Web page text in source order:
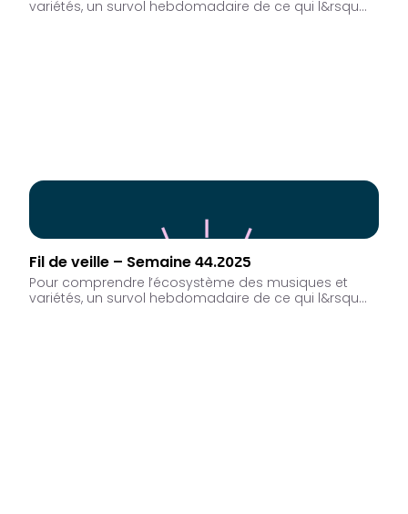
variétés, un survol hebdomadaire de ce qui l&rsqu…
Fil de veille – Semaine 44.2025
Pour comprendre l’écosystème des musiques et
variétés, un survol hebdomadaire de ce qui l&rsqu…